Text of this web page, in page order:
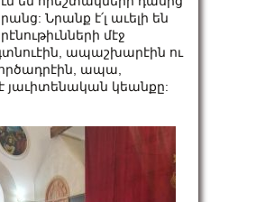
Նրանք է՛լ աւելի են
մէջ
ապաշխարէին ու
ապա,
է յաւիտենական կեանքը: